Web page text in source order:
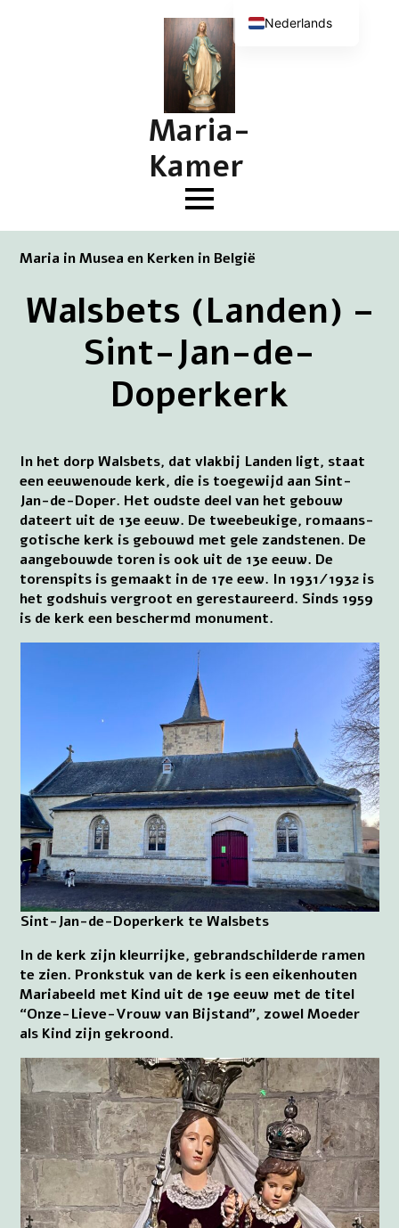
Maria-
Kamer
Maria in Musea en Kerken in België
Walsbets (Landen) –
Sint-Jan-de-
Doperkerk
In het dorp Walsbets, dat vlakbij Landen ligt, staat
een eeuwenoude kerk, die is toegewijd aan Sint-
Jan-de-Doper. Het oudste deel van het gebouw
dateert uit de 13e eeuw. De tweebeukige, romaans-
gotische kerk is gebouwd met gele zandstenen. De
aangebouwde toren is ook uit de 13e eeuw. De
torenspits is gemaakt in de 17e eew. In 1931/1932 is
het godshuis vergroot en gerestaureerd. Sinds 1959
is de kerk een beschermd monument.
Sint-Jan-de-Doperkerk te Walsbets
In de kerk zijn kleurrijke, gebrandschilderde ramen
te zien. Pronkstuk van de kerk is een eikenhouten
Mariabeeld met Kind uit de 19e eeuw met de titel
“Onze-Lieve-Vrouw van Bijstand”, zowel Moeder
als Kind zijn gekroond.
Nederlands